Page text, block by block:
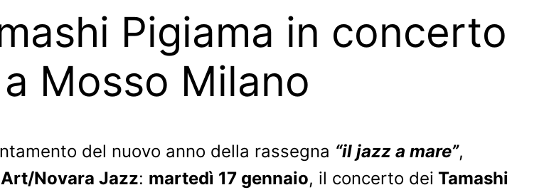
Pigiama in concerto
Mosso Milano
del nuovo anno della rassegna “il jazz a mare”,
Novara Jazz: martedì 17 gennaio, il concerto dei Tamashi